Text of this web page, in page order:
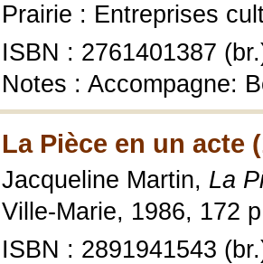
Prairie : Entreprises
ISBN : 2761401387
Notes : Accompagne:
La Pièce en un acte
Jacqueline Martin, La
Ville-Marie, 1986, 172
ISBN : 2891941543